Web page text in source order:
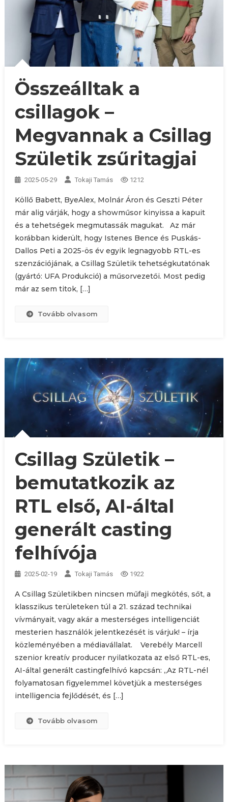
Összeálltak a
csillagok –
Megvannak a Csillag
Születik zsűritagjai
2025-05-29 Tokaji Tamás 1212
Köllő Babett, ByeAlex, Molnár Áron és Geszti Péter
már alig várják, hogy a showműsor kinyissa a kapuit
és a tehetségek megmutassák magukat. Az már
korábban kiderült, hogy Istenes Bence és Puskás-
Dallos Peti a 2025-ös év egyik legnagyobb RTL-es
szenzációjának, a Csillag Születik tehetségkutatónak
(gyártó: UFA Produkció) a műsorvezetői. Most pedig
már az sem titok, […]
Tovább olvasom
Csillag Születik –
bemutatkozik az
RTL első, AI-által
generált casting
felhívója
2025-02-19 Tokaji Tamás 1922
A Csillag Születikben nincsen műfaji megkötés, sőt, a
klasszikus területeken túl a 21. század technikai
vívmányait, vagy akár a mesterséges intelligenciát
mesterien használók jelentkezését is várjuk! – írja
közleményében a médiavállalat. Verebély Marcell
szenior kreatív producer nyilatkozata az első RTL-es,
AI-által generált castingfelhívó kapcsán: „Az RTL-nél
folyamatosan figyelemmel követjük a mesterséges
intelligencia fejlődését, és […]
Tovább olvasom